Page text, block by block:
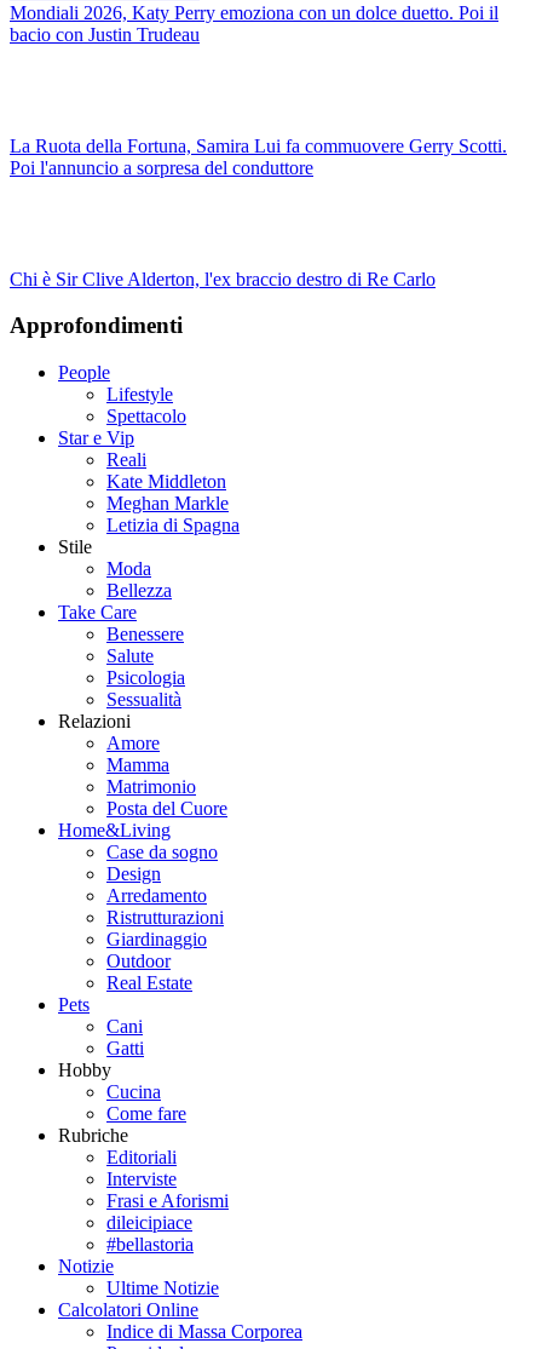
Mondiali 2026, Katy Perry emoziona con un dolce duetto. Poi il
bacio con Justin Trudeau
La Ruota della Fortuna, Samira Lui fa commuovere Gerry Scotti.
Poi l'annuncio a sorpresa del conduttore
Chi è Sir Clive Alderton, l'ex braccio destro di Re Carlo
Approfondimenti
People
Lifestyle
Spettacolo
Star e Vip
Reali
Kate Middleton
Meghan Markle
Letizia di Spagna
Stile
Moda
Bellezza
Take Care
Benessere
Salute
Psicologia
Sessualità
Relazioni
Amore
Mamma
Matrimonio
Posta del Cuore
Home&Living
Case da sogno
Design
Arredamento
Ristrutturazioni
Giardinaggio
Outdoor
Real Estate
Pets
Cani
Gatti
Hobby
Cucina
Come fare
Rubriche
Editoriali
Interviste
Frasi e Aforismi
dileicipiace
#bellastoria
Notizie
Ultime Notizie
Calcolatori Online
Indice di Massa Corporea